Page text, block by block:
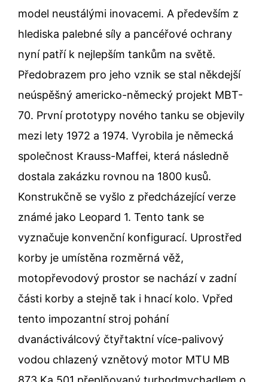
model neustálými inovacemi. A především z
hlediska palebné síly a pancéřové ochrany
nyní patří k nejlepším tankům na světě.
Předobrazem pro jeho vznik se stal někdejší
neúspěšný americko-německý projekt MBT-
70. První prototypy nového tanku se objevily
mezi lety 1972 a 1974. Vyrobila je německá
společnost Krauss-Maffei, která následně
dostala zakázku rovnou na 1800 kusů.
Konstrukčně se vyšlo z předcházející verze
známé jako Leopard 1. Tento tank se
vyznačuje konvenční konfigurací. Uprostřed
korby je umístěna rozměrná věž,
motopřevodový prostor se nachází v zadní
části korby a stejně tak i hnací kolo. Vpřed
tento impozantní stroj pohání
dvanáctiválcový čtyřtaktní více-palivový
vodou chlazený vznětový motor MTU MB